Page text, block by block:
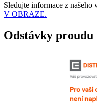
Sledujte informace z našeho
V OBRAZE.
Odstávky proudu